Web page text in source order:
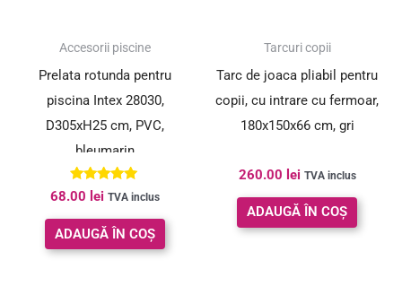
Accesorii piscine
Prelata rotunda pentru
piscina Intex 28030,
D305xH25 cm, PVC,
bleumarin
Evaluat la
5.00
din 5
68.00 lei TVA inclus
ADAUGĂ ÎN COȘ
Tarcuri copii
Tarc de joaca pliabil pentru
copii, cu intrare cu fermoar,
180x150x66 cm, gri
260.00 lei TVA inclus
ADAUGĂ ÎN COȘ